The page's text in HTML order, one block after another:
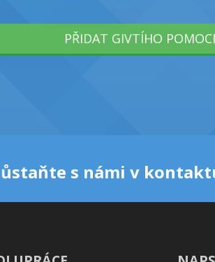
PŘIDAT GIVTÍHO
s námi v